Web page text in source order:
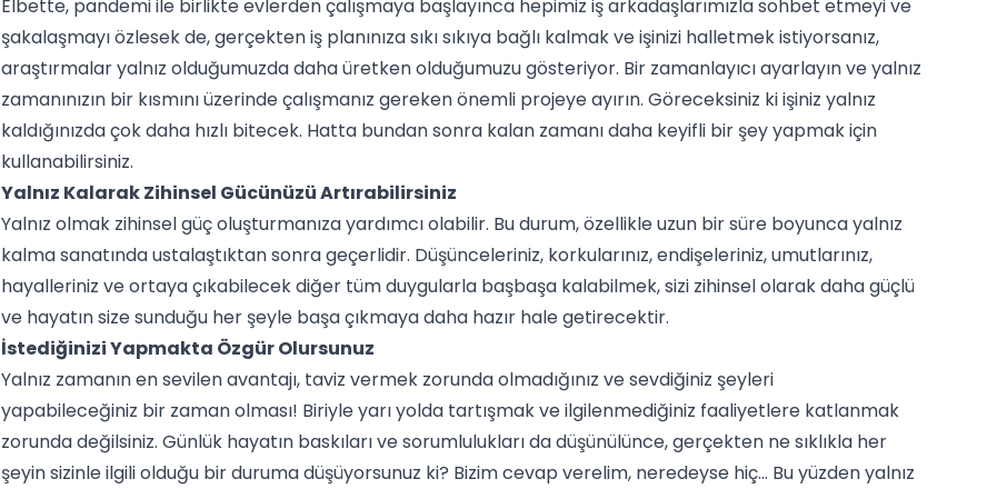
Elbette, pandemi ile birlikte evlerden çalışmaya başlayınca hepimiz iş arkadaşlarımızla sohbet etmeyi ve
şakalaşmayı özlesek de, gerçekten iş planınıza sıkı sıkıya bağlı kalmak ve işinizi halletmek istiyorsanız,
araştırmalar yalnız olduğumuzda daha üretken olduğumuzu gösteriyor. Bir zamanlayıcı ayarlayın ve yalnız
zamanınızın bir kısmını üzerinde çalışmanız gereken önemli projeye ayırın. Göreceksiniz ki işiniz yalnız
kaldığınızda çok daha hızlı bitecek. Hatta bundan sonra kalan zamanı daha keyifli bir şey yapmak için
kullanabilirsiniz.
Yalnız Kalarak Zihinsel Gücünüzü Artırabilirsiniz
Yalnız olmak zihinsel güç oluşturmanıza yardımcı olabilir. Bu durum, özellikle uzun bir süre boyunca yalnız
kalma sanatında ustalaştıktan sonra geçerlidir. Düşünceleriniz, korkularınız, endişeleriniz, umutlarınız,
hayalleriniz ve ortaya çıkabilecek diğer tüm duygularla başbaşa kalabilmek, sizi zihinsel olarak daha güçlü
ve hayatın size sunduğu her şeyle başa çıkmaya daha hazır hale getirecektir.
İstediğinizi Yapmakta Özgür Olursunuz
Yalnız zamanın en sevilen avantajı, taviz vermek zorunda olmadığınız ve sevdiğiniz şeyleri
yapabileceğiniz bir zaman olması! Biriyle yarı yolda tartışmak ve ilgilenmediğiniz faaliyetlere katlanmak
zorunda değilsiniz. Günlük hayatın baskıları ve sorumlulukları da düşünülünce, gerçekten ne sıklıkla her
şeyin sizinle ilgili olduğu bir duruma düşüyorsunuz ki? Bizim cevap verelim, neredeyse hiç… Bu yüzden yalnız